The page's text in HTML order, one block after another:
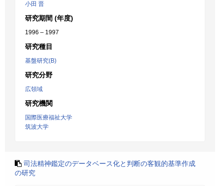
小田 晋
研究期間 (年度)
1996 – 1997
研究種目
基盤研究(B)
研究分野
広領域
研究機関
国際医療福祉大学
筑波大学
司法精神鑑定のデータベース化と判断の客観的基準作成
の研究